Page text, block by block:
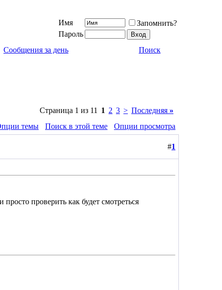
Имя
Запомнить?
Пароль
Сообщения за день
Поиск
Страница 1 из 11 1 2 3 > Последняя »
темы
Поиск в этой теме Опции просмотра
#1
просто проверить как будет смотреться